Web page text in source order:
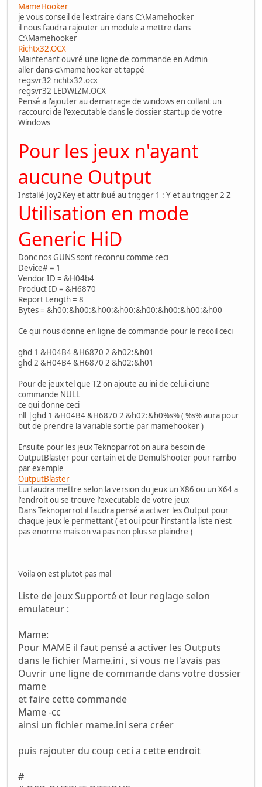
MameHooker
je vous conseil de l'extraire dans C:\Mamehooker
il nous faudra rajouter un module a mettre dans
C:\Mamehooker
Richtx32.OCX
Maintenant ouvré une ligne de commande en Admin
aller dans c:\mamehooker et tappé
regsvr32 richtx32.ocx
regsvr32 LEDWIZM.OCX
Pensé a l'ajouter au demarrage de windows en collant un
raccourci de l'executable dans le dossier startup de votre
Windows
Pour les jeux n'ayant
aucune Output
Installé Joy2Key et attribué au trigger 1 : Y et au trigger 2 Z
Utilisation en mode
Generic HiD
Donc nos GUNS sont reconnu comme ceci
Device# = 1
Vendor ID = &H04b4
Product ID = &H6870
Report Length = 8
Bytes = &h00:&h00:&h00:&h00:&h00:&h00:&h00:&h00
Ce qui nous donne en ligne de commande pour le recoil ceci
ghd 1 &H04B4 &H6870 2 &h02:&h01
ghd 2 &H04B4 &H6870 2 &h02:&h01
Pour de jeux tel que T2 on ajoute au ini de celui-ci une
commande NULL
ce qui donne ceci
nll |ghd 1 &H04B4 &H6870 2 &h02:&h0%s% ( %s% aura pour
but de prendre la variable sortie par mamehooker )
Ensuite pour les jeux Teknoparrot on aura besoin de
OutputBlaster pour certain et de DemulShooter pour rambo
par exemple
OutputBlaster
Lui faudra mettre selon la version du jeux un X86 ou un X64 a
l'endroit ou se trouve l'executable de votre jeux
Dans Teknoparrot il faudra pensé a activer les Output pour
chaque jeux le permettant ( et oui pour l'instant la liste n'est
pas enorme mais on va pas non plus se plaindre )
Voila on est plutot pas mal
Liste de jeux Supporté et leur reglage selon
emulateur :
Mame:
Pour MAME il faut pensé a activer les Outputs
dans le fichier Mame.ini , si vous ne l'avais pas
Ouvrir une ligne de commande dans votre dossier
mame
et faire cette commande
Mame -cc
ainsi un fichier mame.ini sera créer
puis rajouter du coup ceci a cette endroit
#